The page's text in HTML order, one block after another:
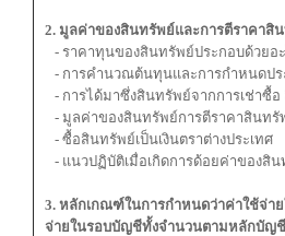
2. มูลค่าของสินทรัพย์และการตีราคาสิ
- ราคาทุนของสินทรัพย์ประกอบด้วยอ
- การคำนวณต้นทุนและการกำหนดปร
- การได้มาซึ่งสินทรัพย์จากการเช่าซื้
- มูลค่าของสินทรัพย์การตีราคาสินทรั
- ซื้อสินทรัพย์เป็นเงินตราต่างประเทศ
- แนวปฏิบัติเมื่อเกิดการด้อยค่าของสิ
3. หลักเกณฑ์ในการกำหนดว่าค่าใช้จ่า
จ่ายในรอบบัญชีทั้งจำนวนตามหลักบัญชี